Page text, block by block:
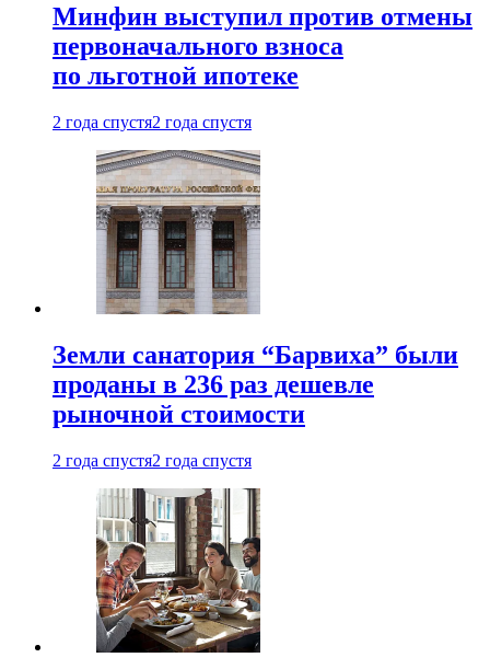
Минфин выступил против отмены
первоначального взноса
по льготной ипотеке
2 года спустя2 года спустя
Земли санатория “Барвиха” были
проданы в 236 раз дешевле
рыночной стоимости
2 года спустя2 года спустя